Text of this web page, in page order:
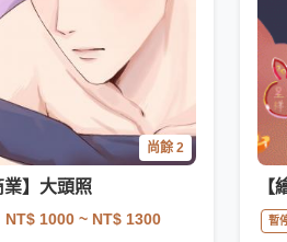
尚餘 2
業】大頭照
NT$ 1000~ NT$ 1300 暫